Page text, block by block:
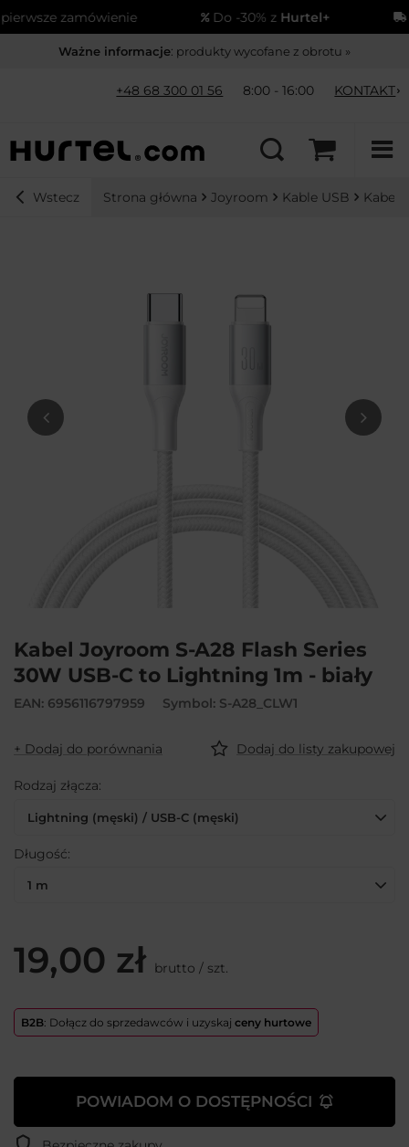
zamówienie Do -30% zHurtel+
Ważne informacje: produkty wycofane z obrotu »
+48 68 300 01 56 8:00 - 16:00 KONTAKT
Wstecz Strona główna Joyroom Kable USB Kabel
Kabel Joyroom S-A28 Flash Series
30W USB-C to Lightning 1m - biały
EAN: 6956116797959 Symbol: S-A28_CLW1
+ Dodaj do porównania Dodaj do listy zakupowej
Rodzaj złącza
Lightning (męski) / USB-C (męski)
Długość
1 m
19,00 zł brutto / szt.
B2B: Dołącz do sprzedawców i uzyskaj ceny hurtowe
POWIADOM O DOSTĘPNOŚCI